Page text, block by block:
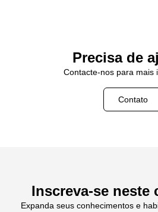
Precisa de
Contacte-nos para mais
Contato
Inscreva-se neste
Expanda seus conhecimentos e